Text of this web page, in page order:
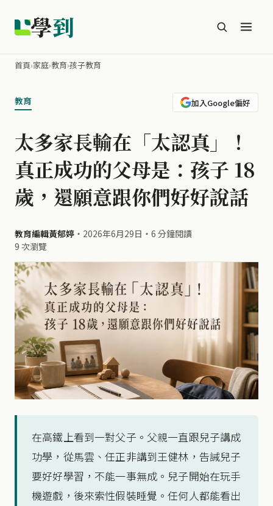
學到
首頁›家庭›教育›孩子教育
教育 加入Google偏好
太多家長輸在「太認真」！
真正成功的父母是：孩子 18
歲，還願意跟你們好好說話
教育編輯黃郁婷 ・ 2026年6月29日 ・ 6 分鐘閱讀
9 次瀏覽
在高鐵上看到一對父子。父親一直跟兒子講成
功學，從馬雲、任正非講到王健林，告誡兒子
要好好學習，不能一事無成。兒子開始在玩手
機遊戲，後來索性假裝睡覺。任何人都能看出